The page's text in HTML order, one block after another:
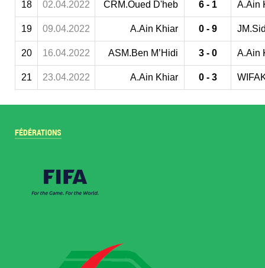
18 02.04.2022 CRM.Oued D'heb 6 - 1 A.Ain
19 09.04.2022 A.Ain Khiar 0 - 9
20 16.04.2022 ASM.Ben M’Hidi 3 - 0 A.Ain
21 23.04.2022 A.Ain Khiar 0 - 3
FÉDÉRATIONS